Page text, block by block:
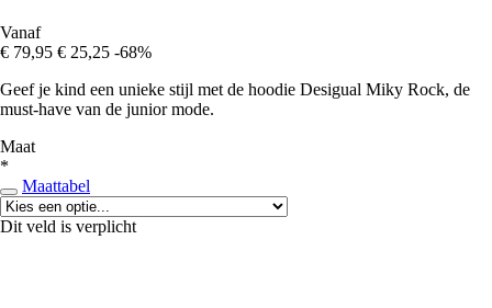
Vanaf
€ 79,95 € 25,25 -68%
Geef je kind een unieke stijl met de hoodie Desigual Miky Rock, de
must-have van de junior mode.
Maat
*
Maattabel
Dit veld is verplicht